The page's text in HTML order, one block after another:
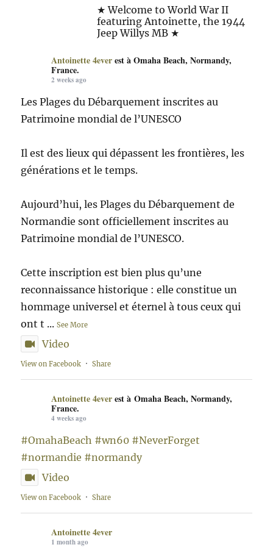
★ Welcome to World War II
featuring Antoinette, the 1944
Jeep Willys MB ★
Antoinette 4ever est à Omaha Beach, Normandy,
France.
2 weeks ago
Les Plages du Débarquement inscrites au
Patrimoine mondial de l’UNESCO
Il est des lieux qui dépassent les frontières, les
générations et le temps.
Aujourd’hui, les Plages du Débarquement de
Normandie sont officiellement inscrites au
Patrimoine mondial de l’UNESCO.
Cette inscription est bien plus qu’une
reconnaissance historique : elle constitue un
hommage universel et éternel à tous ceux qui
ont t ...See More
Video
View on Facebook · Share
Antoinette 4ever est à Omaha Beach, Normandy,
France.
4 weeks ago
#OmahaBeach #wn60 #NeverForget
#normandie #normandy
Video
View on Facebook · Share
Antoinette 4ever
1 month ago